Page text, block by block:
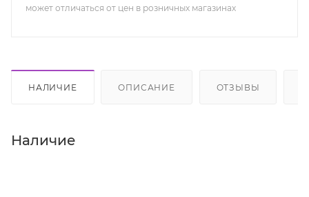
может отличаться от цен в розничных магазинах
НАЛИЧИЕ ОПИСАНИЕ ОТЗЫВЫ
Наличие